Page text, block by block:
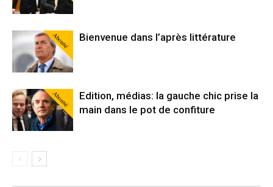
Abonné Bienvenue dans l’après littérature
Abonné
Edition, médias: la gauche chic prise la
main dans le pot de confiture